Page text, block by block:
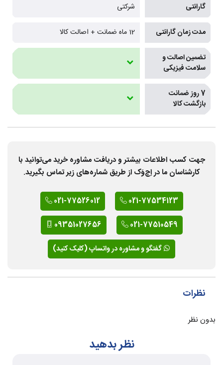
گارانتی شرکتی
مدت زمان گارانتی 12 ماه ضمانت + اصالت کالا
تضمین اصالت و
سلامت فیزیکی
7 روز ضمانت
بازگشت کالا
جهت کسب اطلاعات بیشتر و دریافت مشاوره خرید می‌توانید با
کارشناسان ما در اِچ‌وَک از طریق شماره‌های زیر تماس بگیرید.
021-77534123
021-77526012
021-77510549
09351027656
گفتگو و مشاوره در واتساپ (کلیک کنید)
نظرات
بدون نظر
نظر بدهید